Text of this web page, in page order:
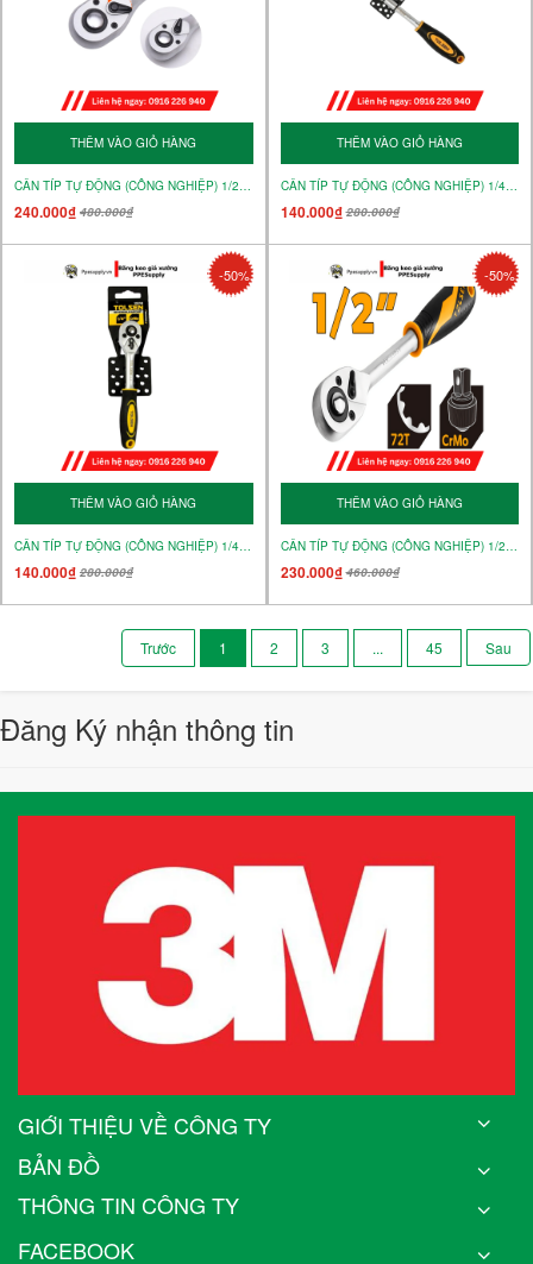
THÊM VÀO GIỎ HÀNG
CẦN TÍP TỰ ĐỘNG (CÔNG NGHIỆP) 1/2" – MÃ 16120
240.000₫ 480.000₫
THÊM VÀO GIỎ HÀNG
CẦN TÍP TỰ ĐỘNG (CÔNG NGHIỆP) 1/4" – MÃ 16118
140.000₫280.000₫
-50%
THÊM VÀO GIỎ HÀNG
CẦN TÍP TỰ ĐỘNG (CÔNG NGHIỆP) 1/4" – MÃ 15118
140.000₫ 280.000₫
-50%
THÊM VÀO GIỎ HÀNG
CẦN TÍP TỰ ĐỘNG (CÔNG NGHIỆP) 1/2" – MÃ 15120
230.000₫460.000₫
1 2 3 ... 45
Đăng Ký nhận thông tin
GIỚI THIỆU VỀ CÔNG TY
BẢN ĐỒ
THÔNG TIN CÔNG TY
FACEBOOK